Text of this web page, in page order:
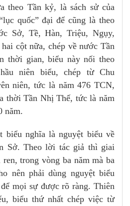
theo Tần kỷ, là sách sử của
quốc” đại để cũng là theo
Sở, Tề, Hàn, Triệu, Ngụy,
cột nữa, chép về nước Tần
thời gian, biểu này nối theo
niên biểu, chép từ Chu
niên, tức là năm 476 TCN,
thời Tần Nhị Thế, tức là năm
năm.
biểu nghĩa là nguyệt biểu về
Sở. Theo lời tác giả thì giai
trong vòng ba năm mà ba
nên phải dùng nguyệt biểu
mọi sự được rõ ràng. Thiên
biểu thứ nhất chép việc từ